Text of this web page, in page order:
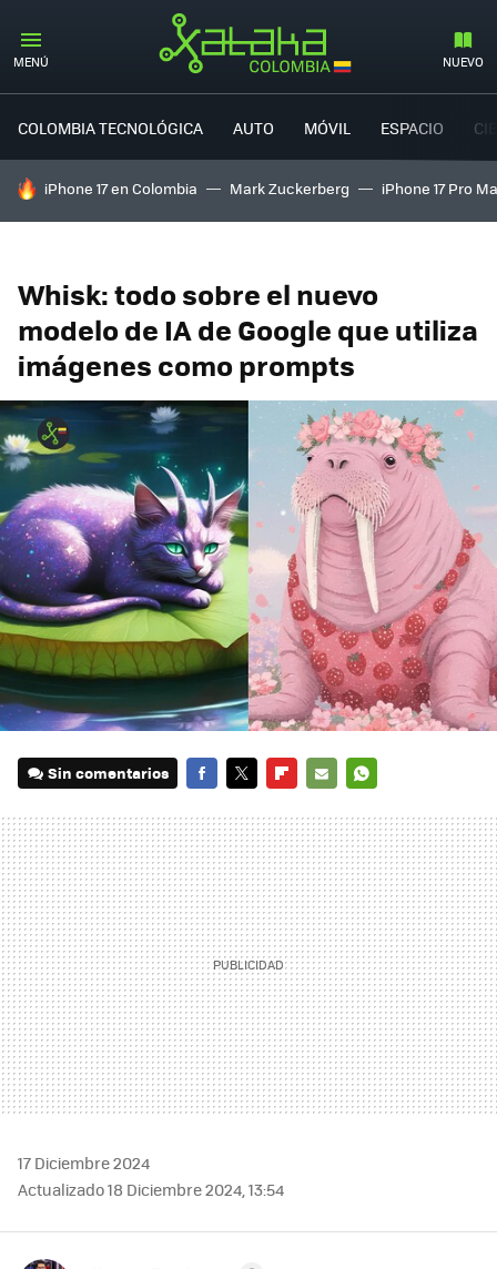
MENÚ NUEVO
COLOMBIA TECNOLÓGICA AUTO MÓVIL ESPACIO
HOY SE HABLA DE
iPhone 17 en Colombia Mark Zuckerberg iPhone 17 Pro
Whisk: todo sobre el nuevo
modelo de IA de Google que utiliza
imágenes como prompts
Sin comentarios
MAIL
17 Diciembre 2024
Actualizado 18 Diciembre 2024, 13:54